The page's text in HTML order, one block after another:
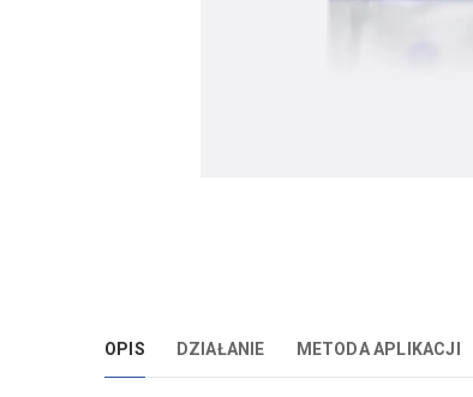
OPIS DZIAŁANIE METODA APLIKACJI